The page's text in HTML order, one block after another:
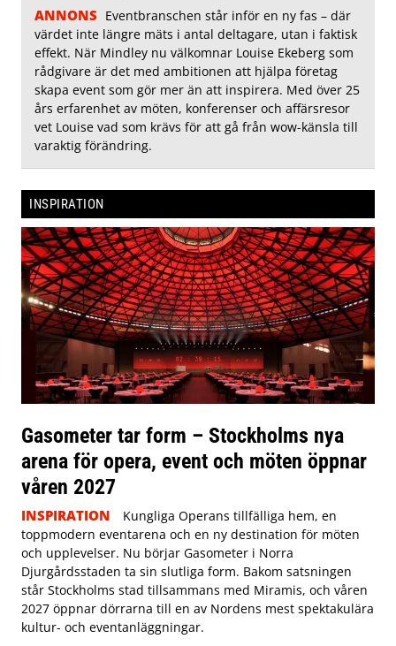
ANNONS Eventbranschen står inför en ny fas – där
värdet inte längre mäts i antal deltagare, utan i faktisk
effekt. När Mindley nu välkomnar Louise Ekeberg som
rådgivare är det med ambitionen att hjälpa företag
skapa event som gör mer än att inspirera. Med över 25
års erfarenhet av möten, konferenser och affärsresor
vet Louise vad som krävs för att gå från wow-känsla till
varaktig förändring.
INSPIRATION
Gasometer tar form – Stockholms nya
arena för opera, event och möten öppnar
våren 2027
INSPIRATION
Kungliga Operans tillfälliga hem, en
toppmodern eventarena och en ny destination för möten
och upplevelser. Nu börjar Gasometer i Norra
Djurgårdsstaden ta sin slutliga form. Bakom satsningen
står Stockholms stad tillsammans med Miramis, och våren
2027 öppnar dörrarna till en av Nordens mest spektakulära
kultur- och eventanläggningar.